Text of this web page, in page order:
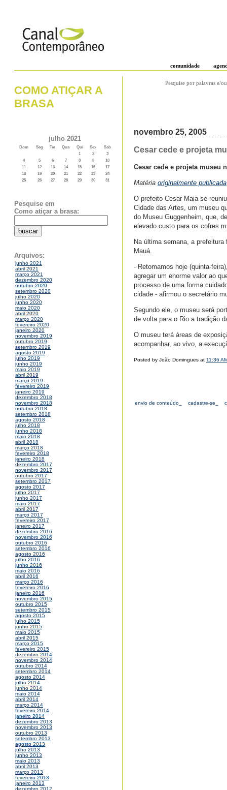
comunidade
COMO ATIÇAR A
BRASA
julho 2021
Dom Seg Ter Qua Qui Sex
Sab
1
2
3
4
5 6 7 8 9
10
11
12 13 14 15 16
17
18
19 20 21 22 23
24
25
26 27 28 29 30 31
Pesquise em
Como atiçar a brasa:
Arquivos:
junho 2021
abril 2021
março 2021
dezembro 2020
outubro 2020
setembro 2020
julho 2020
junho 2020
maio 2020
abril 2020
março 2020
fevereiro 2020
janeiro 2020
novembro 2019
outubro 2019
setembro 2019
agosto 2019
julho 2019
junho 2019
maio 2019
abril 2019
março 2019
fevereiro 2019
janeiro 2019
dezembro 2018
novembro 2018
outubro 2018
setembro 2018
agosto 2018
julho 2018
junho 2018
maio 2018
abril 2018
março 2018
fevereiro 2018
janeiro 2018
dezembro 2017
novembro 2017
outubro 2017
setembro 2017
agosto 2017
julho 2017
junho 2017
maio 2017
abril 2017
março 2017
fevereiro 2017
janeiro 2017
dezembro 2016
novembro 2016
outubro 2016
setembro 2016
agosto 2016
julho 2016
junho 2016
maio 2016
abril 2016
março 2016
fevereiro 2016
janeiro 2016
novembro 2015
outubro 2015
setembro 2015
agosto 2015
julho 2015
junho 2015
maio 2015
abril 2015
março 2015
fevereiro 2015
dezembro 2014
novembro 2014
outubro 2014
setembro 2014
agosto 2014
julho 2014
junho 2014
maio 2014
abril 2014
março 2014
fevereiro 2014
janeiro 2014
dezembro 2013
novembro 2013
outubro 2013
setembro 2013
agosto 2013
julho 2013
junho 2013
maio 2013
abril 2013
março 2013
fevereiro 2013
janeiro 2013
Pesquise por palavras e/
novembro 25, 2005
Cesar cede e projeta
Cesar cede e projeta museu
Matéria originalmente publicada
O prefeito Cesar Maia se
Cidade das Artes, um museu
do Museu Guggenheim, que,
elevado custo para os cofres
Na última semana, a
Mauá.
- Retomamos hoje (quinta-
agregar um enorme valor ao
processo de uma forma
cidade - afirmou o secretário
Segundo ele, o museu será
de volta para o Rio a tradição
O museu terá áreas de
acompanhar, ao vivo, a
Posted by João Domingues at 11:36
envio de conteúdo_ cadastre-se_